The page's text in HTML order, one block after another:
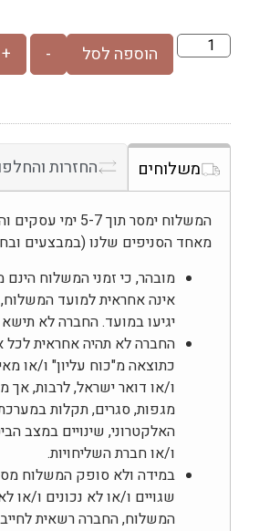
-
+ הוספה לסל
משלוחים החזרות
המשלוח ימסר
מאחד הסניפים שלנו (במבצעים
מובהר, כי זמני המשלוח
אינה אחראית למועד
יגיעו במועד. החברה לא
החברה לא תהיה אחראית לכל
כתוצאה מ"כוח עליון" ו/או
ו/או דואר ישראל, לרבות, אך
מגפות, סגרים, תקלות
האלקטרוני, שינויים במצב
ו/או חברת השליחויות.
במידה ולא סופק המשלוח
שגויים ו/או לא נכונים ו/
המשלוח, החברה רשאית